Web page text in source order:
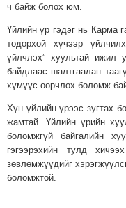
"ОУВС"-
ЭРГЭН
ТОЙРОНД
"ЖИ
ЭРГЭН
ГРАНАТ
ДЭЛБЭРСЭН
ОСЛЫН
ч байж болох юм.
Үйлийн үр гэдэг нь Карма
тодорхой хүчээр
үйлчлэх” хуультай ижил
байдлаас шалтгаалан
хүмүүс өөрчлөх боломж
Хүн үйлийн үрээс зугтах
жамтай. Үйлийн үрийн
боломжгүй байгалийн
гэгээрэхийн тулд
зөвлөмжүүдийг
боломжтой.